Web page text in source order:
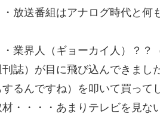
放送番組はアナログ時代と何
業界人（ギョーカイ人）？？
誌）が目に飛び込んできまし
るんですね）を叩いて買って
・・・・あまりテレビを見な